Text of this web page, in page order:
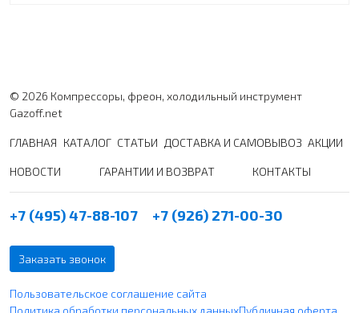
© 2026 Компрессоры, фреон, холодильный инструмент
Gazoff.net
ГЛАВНАЯ КАТАЛОГ СТАТЬИ ДОСТАВКА И САМОВЫВОЗ АКЦИИ
НОВОСТИ ГАРАНТИИ И ВОЗВРАТ КОНТАКТЫ
+7 (495) 47-88-107 +7 (926) 271-00-30
Заказать звонок
Пользовательское соглашение сайта
Политика обработки персональных данныхПубличная оферта